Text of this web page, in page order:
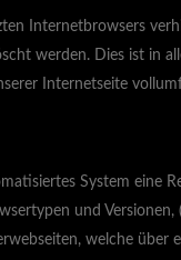
Internetbrowsers
werden. Dies ist in
Internetseite
System eine
und
welche über